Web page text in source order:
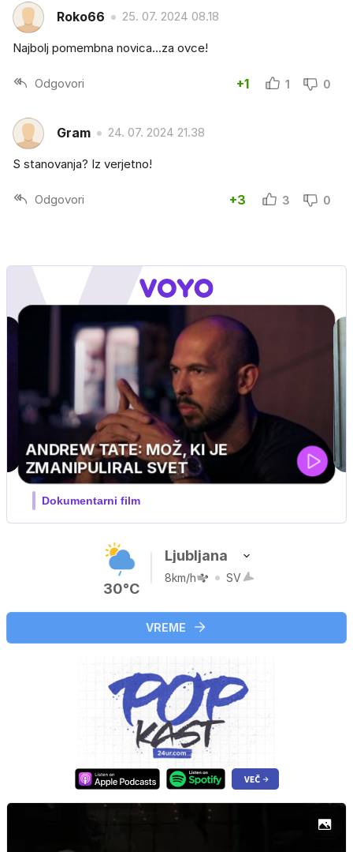
Roko66 25. 07. 2024 08.18
Najbolj pomembna novica...za ovce!
Odgovori +1 1 0
Gram 24. 07. 2024 21.38
S stanovanja? Iz verjetno!
Odgovori +3 3 0
30°C
Ljubljana
8km/h SV
VREME